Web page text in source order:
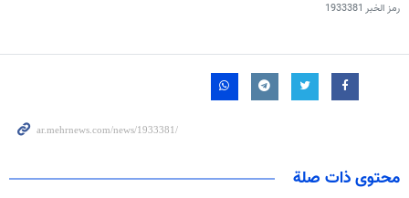
رمز الخبر 1933381
محتوى ذات صلة